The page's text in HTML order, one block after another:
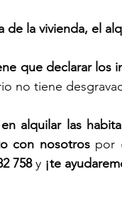
de la vivienda, el
que declarar los
no tiene
alquilar las
con nosotros por
758 y ¡te